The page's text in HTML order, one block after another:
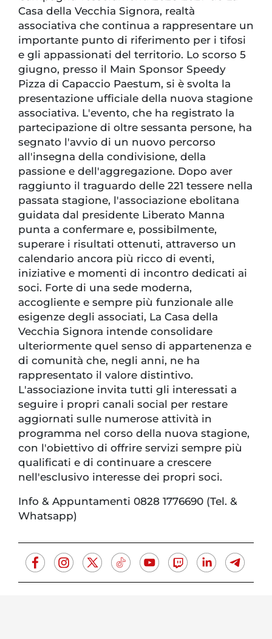
Casa della Vecchia Signora, realtà
associativa che continua a rappresentare un
importante punto di riferimento per i tifosi
e gli appassionati del territorio. Lo scorso 5
giugno, presso il Main Sponsor Speedy
Pizza di Capaccio Paestum, si è svolta la
presentazione ufficiale della nuova stagione
associativa. L'evento, che ha registrato la
partecipazione di oltre sessanta persone, ha
segnato l'avvio di un nuovo percorso
all'insegna della condivisione, della
passione e dell'aggregazione. Dopo aver
raggiunto il traguardo delle 221 tessere nella
passata stagione, l'associazione ebolitana
guidata dal presidente Liberato Manna
punta a confermare e, possibilmente,
superare i risultati ottenuti, attraverso un
calendario ancora più ricco di eventi,
iniziative e momenti di incontro dedicati ai
soci. Forte di una sede moderna,
accogliente e sempre più funzionale alle
esigenze degli associati, La Casa della
Vecchia Signora intende consolidare
ulteriormente quel senso di appartenenza e
di comunità che, negli anni, ne ha
rappresentato il valore distintivo.
L'associazione invita tutti gli interessati a
seguire i propri canali social per restare
aggiornati sulle numerose attività in
programma nel corso della nuova stagione,
con l'obiettivo di offrire servizi sempre più
qualificati e di continuare a crescere
nell'esclusivo interesse dei propri soci.
Info & Appuntamenti 0828 1776690 (Tel. &
Whatsapp)